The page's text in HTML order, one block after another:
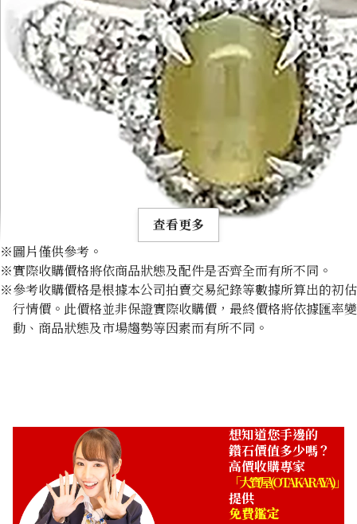
Chrysoberyl cat’s eye ring 1.12ct
查看更多
※圖片僅供參考。
※實際收購價格將依商品狀態及配件是否齊全而有所不同。
※參考收購價格是根據本公司拍賣交易紀錄等數據所算出的初估
行情價。此價格並非保證實際收購價，最終價格將依據匯率變
動、商品狀態及市場趨勢等因素而有所不同。
想知道您手邊的
鑽石價值多少嗎？
高價收購專家
「大寶屋 (OTAKARAYA)」
提供
免費鑑定